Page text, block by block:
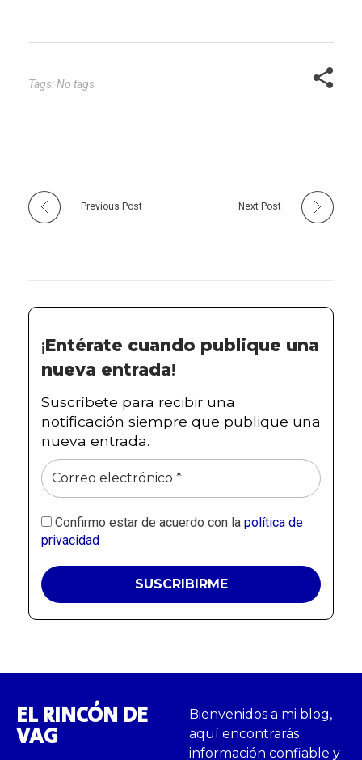
Tags: No tags
Previous Post Next Post
¡Entérate cuando publique una
nueva entrada!
Suscríbete para recibir una
notificación siempre que publique una
nueva entrada.
Confirmo estar de acuerdo con la política de
privacidad
EL RINCÓN DE
VAG
Bienvenidos a mi blog,
aquí encontrarás
información confiable y